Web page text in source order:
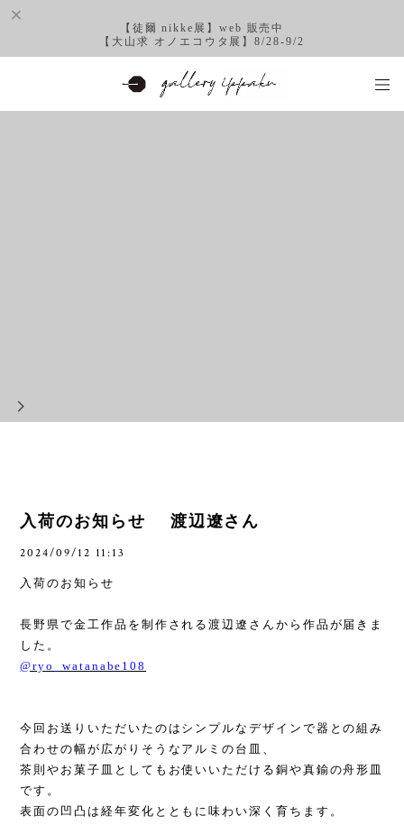
【徒爾 nikke展】web 販売中
【大山求 オノエコウタ展】8/28-9/2
入荷のお知らせ 渡辺遼さん
2024/09/12 11:13
入荷のお知らせ
長野県で金工作品を制作される渡辺遼さんから作品が届きま
した。
@ryo_watanabe108
今回お送りいただいたのはシンプルなデザインで器との組み
合わせの幅が広がりそうなアルミの台皿、
茶則やお菓子皿としてもお使いいただける銅や真鍮の舟形皿
です。
表面の凹凸は経年変化とともに味わい深く育ちます。